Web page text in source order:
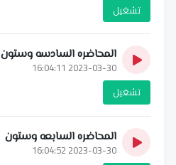
تشغيل
المحاضره السادسه وستون
2023-03-30 16:04:11
تشغيل
المحاضره السابعه وستون
2023-03-30 16:04:52